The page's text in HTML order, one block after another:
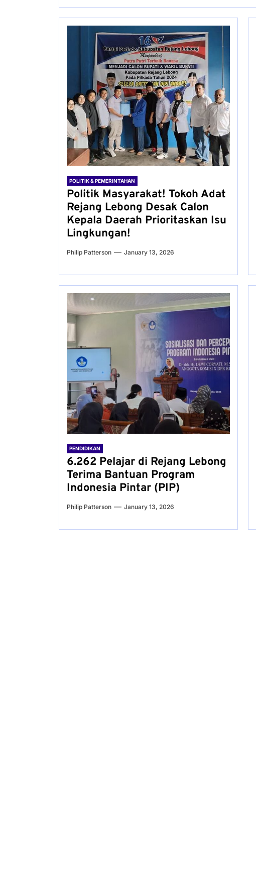
POLITIK & PEMERINTAHAN
Politik Masyarakat! Tokoh Adat
Rejang Lebong Desak Calon
Kepala Daerah Prioritaskan Isu
Lingkungan!
Philip Patterson January 13, 2026
PENDIDIKAN
6.262 Pelajar di Rejang Lebong
Terima Bantuan Program
Indonesia Pintar (PIP)
Philip Patterson January 13, 2026